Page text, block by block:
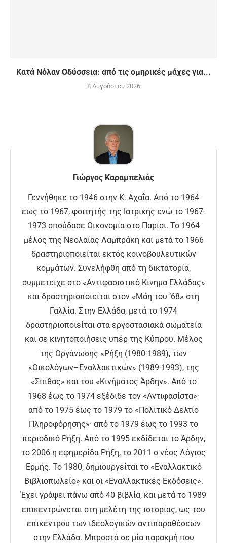
Κατά Νόλαν Οδύσσεια: από τις ομηρικές μάχες για...
8 Αυγούστου 2026
Γιώργος Καραμπελιάς
Γεννήθηκε το 1946 στην Κ. Αχαΐα. Από το 1964
έως το 1967, φοιτητής της Ιατρικής ενώ το 1967-
1973 σπούδασε Οικονομία στο Παρίσι. Το 1964
μέλος της Νεολαίας Λαμπράκη και μετά το 1966
δραστηριοποιείται εκτός κοινοβουλευτικών
κομμάτων. Συνελήφθη από τη δικτατορία,
συμμετείχε στο «Αντιφασιστικό Κίνημα Ελλάδας»
και δραστηριοποιείται στον «Μάη του ’68» στη
Γαλλία. Στην Ελλάδα, μετά το 1974
δραστηριοποιείται στα εργοστασιακά σωματεία
και σε κινητοποιήσεις υπέρ της Κύπρου. Μέλος
της Οργάνωσης «Ρήξη (1980-1989), των
«Οικολόγων–Εναλλακτικών» (1989-1993), της
«Σπίθας» και του «Κινήματος Άρδην». Από το
1968 έως το 1974 εξέδιδε τον «Αντιφασίστα»·
από το 1975 έως το 1979 το «Πολιτικό Δελτίο
Πληροφόρησης»· από το 1979 έως το 1993 το
περιοδικό Ρήξη. Από το 1995 εκδίδεται το Άρδην,
το 2006 η εφημερίδα Ρήξη, το 2011 ο νέος Λόγιος
Ερμής. Το 1980, δημιουργείται το «Εναλλακτικό
Βιβλιοπωλείο» και οι «Εναλλακτικές Εκδόσεις».
Έχει γράψει πάνω από 40 βιβλία, και μετά το 1989
επικεντρώνεται στη μελέτη της ιστορίας, ως του
επικέντρου των ιδεολογικών αντιπαραθέσεων
στην Ελλάδα. Μπροστά σε μία παρακμή που